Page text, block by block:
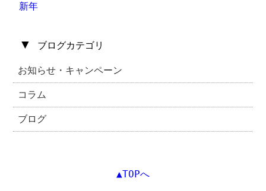
新年
▼ ブログカテゴリ
お知らせ・キャンペーン
コラム
ブログ
▲TOPへ